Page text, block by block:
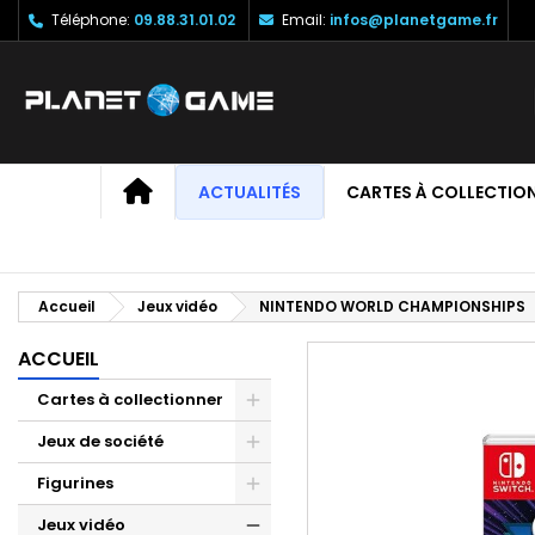
Téléphone: 09.88.31.01.02 Email: infos@planetgame.fr
ACCUEILACTUALITÉS CARTES À
Accueil Jeux vidéo NINTENDO WORLD CHAMPIONSHIPS
ACCUEIL
Cartes à collectionner
Jeux de société
Figurines
Jeux vidéo